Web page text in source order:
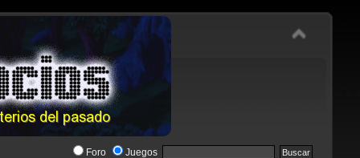
Foro Juegos